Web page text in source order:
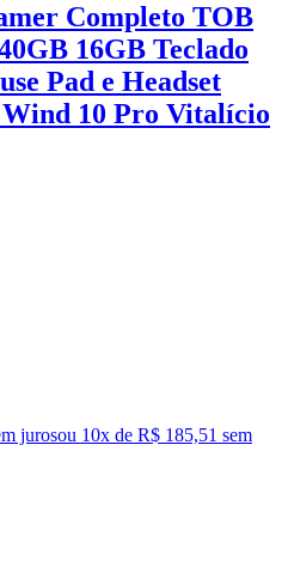
Completo TOB
16GB Teclado
Pad e Headset
10 Pro Vitalício
jurosou 10x de R$ 185,51 sem